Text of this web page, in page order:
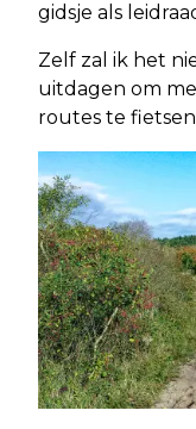
gidsje als
Zelf zal ik het
uitdagen om
routes te